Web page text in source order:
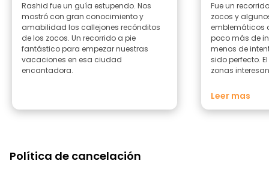
Rashid fue un guía estupendo. Nos
mostró con gran conocimiento y
amabilidad los callejones recónditos
de los zocos. Un recorrido a pie
fantástico para empezar nuestras
vacaciones en esa ciudad
encantadora.
Fue un
zocos y
emblemáticos
poco más de
menos de
sido perfecto.
zonas
se podía
primera visita
Leer mas
Política de cancelación